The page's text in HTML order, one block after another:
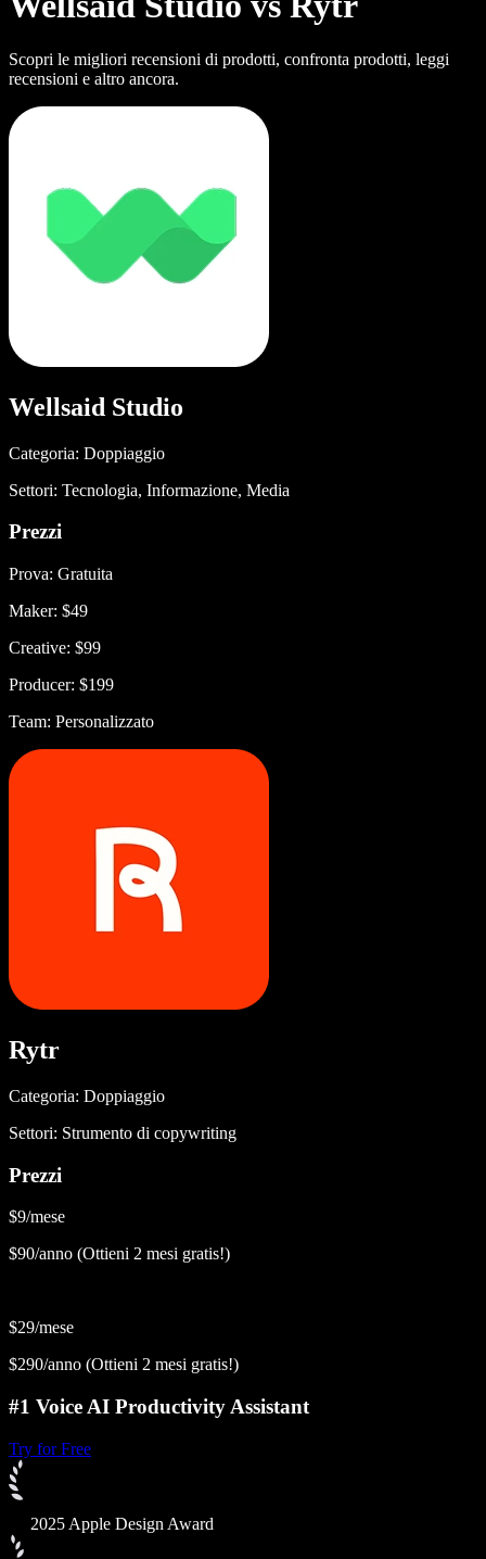
Scopri le migliori recensioni di prodotti, confronta prodotti, leggi
recensioni e altro ancora.
Wellsaid Studio
Categoria: Doppiaggio
Settori: Tecnologia, Informazione, Media
Prezzi
Prova: Gratuita
Maker: $49
Creative: $99
Producer: $199
Team: Personalizzato
Rytr
Categoria: Doppiaggio
Settori: Strumento di copywriting
Prezzi
$9/mese
$90/anno (Ottieni 2 mesi gratis!)
$29/mese
$290/anno (Ottieni 2 mesi gratis!)
#1 Voice AI Productivity Assistant
Try for Free
2025 Apple Design Award